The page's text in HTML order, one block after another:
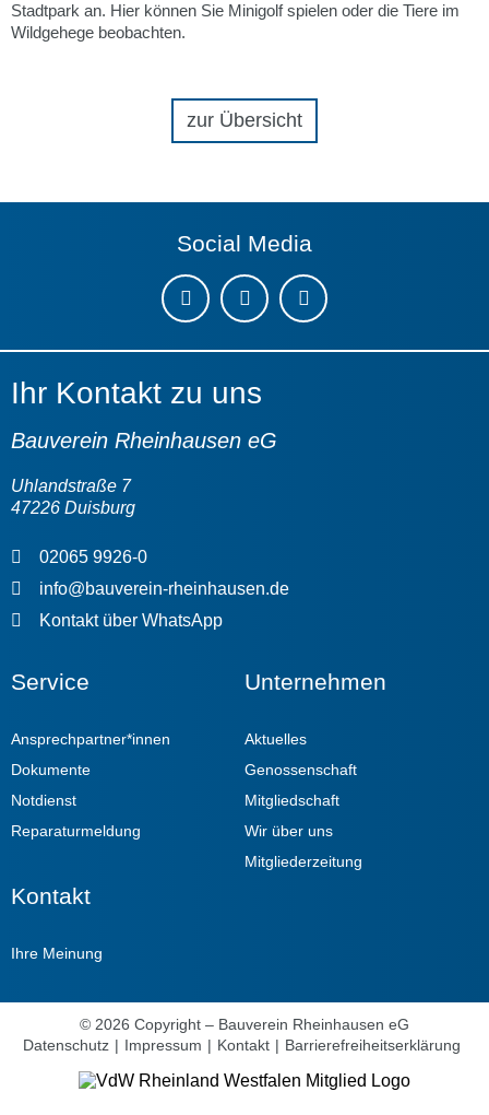
Stadtpark an. Hier können Sie Minigolf spielen oder die Tiere im
Wildgehege beobachten.
zur Übersicht
Social Media
InstagramLinkedIn Youtube
Ihr Kontakt zu uns
Bauverein Rheinhausen eG
Uhlandstraße 7
47226 Duisburg
02065 9926-0
info@bauverein-rheinhausen.de
Kontakt über WhatsApp
Service
Ansprechpartner*innen
Dokumente
Notdienst
Reparaturmeldung
Unternehmen
Aktuelles
Genossenschaft
Mitgliedschaft
Wir über uns
Mitgliederzeitung
Kontakt
Ihre Meinung
© 2026 Copyright – Bauverein Rheinhausen eG
Datenschutz | Impressum | Kontakt | Barrierefreiheitserklärung